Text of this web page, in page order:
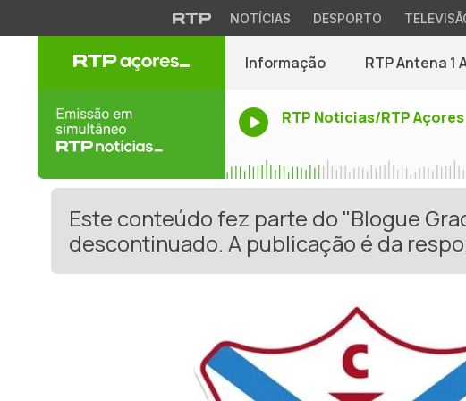
NOTÍCIAS DESPORTO
Informação RTP Antena 1
RTP Noticias/RTP Açores
Este conteúdo fez parte do "Blogue
descontinuado. A publicação é da